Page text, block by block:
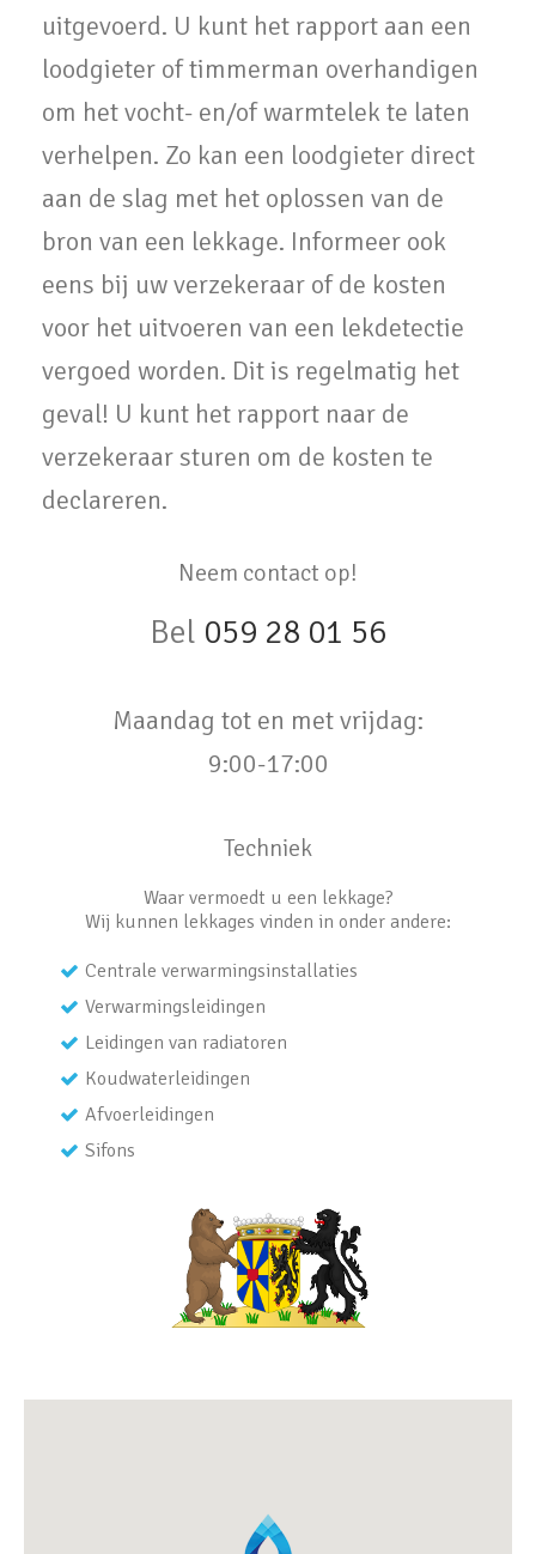
uitgevoerd. U kunt het rapport aan een
loodgieter of timmerman overhandigen
om het vocht- en/of warmtelek te laten
verhelpen. Zo kan een loodgieter direct
aan de slag met het oplossen van de
bron van een lekkage. Informeer ook
eens bij uw verzekeraar of de kosten
voor het uitvoeren van een lekdetectie
vergoed worden. Dit is regelmatig het
geval! U kunt het rapport naar de
verzekeraar sturen om de kosten te
declareren.
Neem contact op!
Bel 059 28 01 56
Maandag tot en met vrijdag:
9:00-17:00
Techniek
Waar vermoedt u een lekkage?
Wij kunnen lekkages vinden in onder andere:
Centrale verwarmingsinstallaties
Verwarmingsleidingen
Leidingen van radiatoren
Koudwaterleidingen
Afvoerleidingen
Sifons